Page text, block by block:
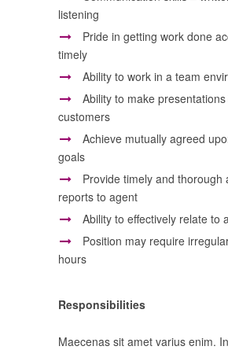
listening
Pride in getting work done
timely
Ability to work in a team
Ability to make
customers
Achieve mutually agreed
goals
Provide timely and thorough
reports to agent
Ability to effectively relate to
Position may require
hours
Responsibilities
Maecenas sit amet varius enim.